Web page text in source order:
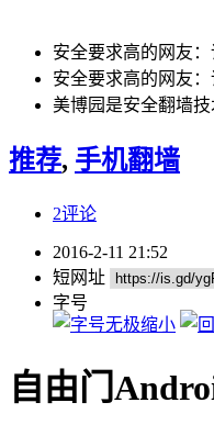
安全要求高的网友
安全要求高的网友
美博园是安全翻墙
推荐, 手机翻墙
2评论
2016-2-11 21:52
短网址
字号
自由门